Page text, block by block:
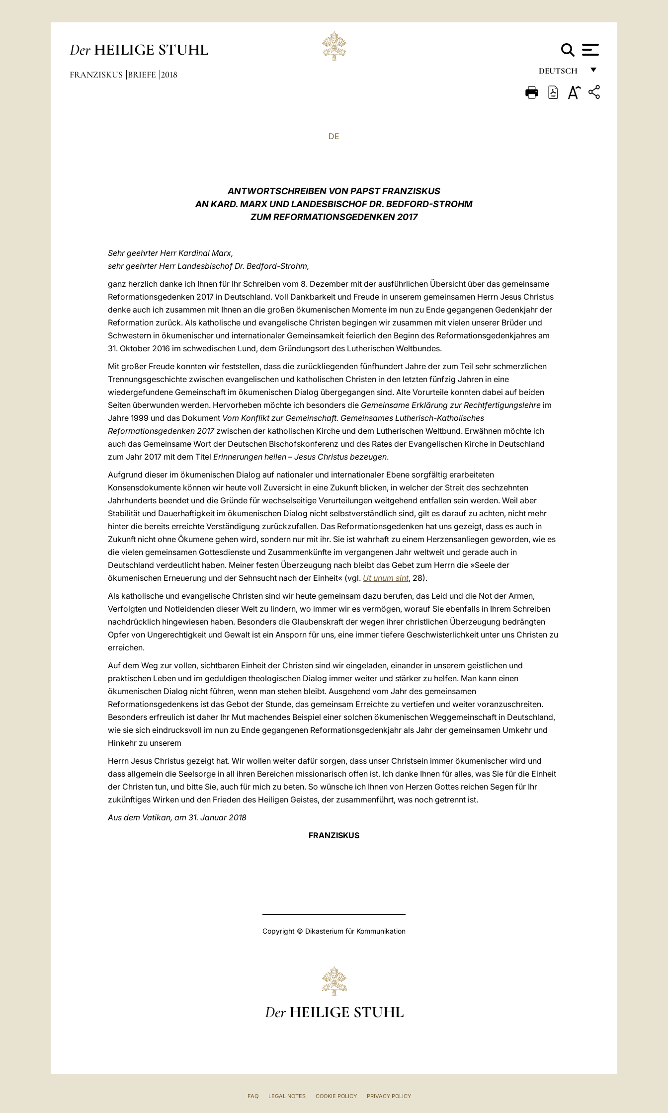
Der HEILIGE STUHL
DEUTSCH
FRANÇAIS
FRANZISKUS BRIEFE 2018
DE
ANTWORTSCHREIBEN VON PAPST FRANZISKUS
AN KARD. MARX UND LANDESBISCHOF DR. BEDFORD-STROHM
ZUM REFORMATIONSGEDENKEN 2017
Sehr geehrter Herr Kardinal Marx,
sehr geehrter Herr Landesbischof Dr. Bedford-Strohm,
ganz herzlich danke ich Ihnen für Ihr Schreiben vom 8. Dezember mit der ausführlichen Übersicht über das gemeinsame
Reformationsgedenken 2017 in Deutschland. Voll Dankbarkeit und Freude in unserem gemeinsamen Herrn Jesus Christus
denke auch ich zusammen mit Ihnen an die großen ökumenischen Momente im nun zu Ende gegangenen Gedenkjahr der
Reformation zurück. Als katholische und evangelische Christen begingen wir zusammen mit vielen unserer Brüder und
Schwestern in ökumenischer und internationaler Gemeinsamkeit feierlich den Beginn des Reformationsgedenkjahres am
31. Oktober 2016 im schwedischen Lund, dem Gründungsort des Lutherischen Weltbundes.
Mit großer Freude konnten wir feststellen, dass die zurückliegenden fünfhundert Jahre der zum Teil sehr schmerzlichen
Trennungsgeschichte zwischen evangelischen und katholischen Christen in den letzten fünfzig Jahren in eine
wiedergefundene Gemeinschaft im ökumenischen Dialog übergegangen sind. Alte Vorurteile konnten dabei auf beiden
Seiten überwunden werden. Hervorheben möchte ich besonders die Gemeinsame Erklärung zur Rechtfertigungslehre im
Jahre 1999 und das Dokument Vom Konflikt zur Gemeinschaft. Gemeinsames Lutherisch-Katholisches
Reformationsgedenken 2017 zwischen der katholischen Kirche und dem Lutherischen Weltbund. Erwähnen möchte ich
auch das Gemeinsame Wort der Deutschen Bischofskonferenz und des Rates der Evangelischen Kirche in Deutschland
zum Jahr 2017 mit dem Titel Erinnerungen heilen – Jesus Christus bezeugen.
Aufgrund dieser im ökumenischen Dialog auf nationaler und internationaler Ebene sorgfältig erarbeiteten
Konsensdokumente können wir heute voll Zuversicht in eine Zukunft blicken, in welcher der Streit des sechzehnten
Jahrhunderts beendet und die Gründe für wechselseitige Verurteilungen weitgehend entfallen sein werden. Weil aber
Stabilität und Dauerhaftigkeit im ökumenischen Dialog nicht selbstverständlich sind, gilt es darauf zu achten, nicht mehr
hinter die bereits erreichte Verständigung zurückzufallen. Das Reformationsgedenken hat uns gezeigt, dass es auch in
Zukunft nicht ohne Ökumene gehen wird, sondern nur mit ihr. Sie ist wahrhaft zu einem Herzensanliegen geworden, wie es
die vielen gemeinsamen Gottesdienste und Zusammenkünfte im vergangenen Jahr weltweit und gerade auch in
Deutschland verdeutlicht haben. Meiner festen Überzeugung nach bleibt das Gebet zum Herrn die »Seele der
ökumenischen Erneuerung und der Sehnsucht nach der Einheit« (vgl. Ut unum sint, 28).
Als katholische und evangelische Christen sind wir heute gemeinsam dazu berufen, das Leid und die Not der Armen,
Verfolgten und Notleidenden dieser Welt zu lindern, wo immer wir es vermögen, worauf Sie ebenfalls in Ihrem Schreiben
nachdrücklich hingewiesen haben. Besonders die Glaubenskraft der wegen ihrer christlichen Überzeugung bedrängten
Opfer von Ungerechtigkeit und Gewalt ist ein Ansporn für uns, eine immer tiefere Geschwisterlichkeit unter uns Christen zu
erreichen.
Auf dem Weg zur vollen, sichtbaren Einheit der Christen sind wir eingeladen, einander in unserem geistlichen und
praktischen Leben und im geduldigen theologischen Dialog immer weiter und stärker zu helfen. Man kann einen
ökumenischen Dialog nicht führen, wenn man stehen bleibt. Ausgehend vom Jahr des gemeinsamen
Reformationsgedenkens ist das Gebot der Stunde, das gemeinsam Erreichte zu vertiefen und weiter voranzuschreiten.
Besonders erfreulich ist daher Ihr Mut machendes Beispiel einer solchen ökumenischen Weggemeinschaft in Deutschland,
wie sie sich eindrucksvoll im nun zu Ende gegangenen Reformationsgedenkjahr als Jahr der gemeinsamen Umkehr und
Hinkehr zu unserem
Herrn Jesus Christus gezeigt hat. Wir wollen weiter dafür sorgen, dass unser Christsein immer ökumenischer wird und
dass allgemein die Seelsorge in all ihren Bereichen missionarisch offen ist. Ich danke Ihnen für alles, was Sie für die Einheit
der Christen tun, und bitte Sie, auch für mich zu beten. So wünsche ich Ihnen von Herzen Gottes reichen Segen für Ihr
zukünftiges Wirken und den Frieden des Heiligen Geistes, der zusammenführt, was noch getrennt ist.
Aus dem Vatikan, am 31. Januar 2018
FRANZISKUS
Copyright © Dikasterium für Kommunikation
Der HEILIGE STUHL
FAQ LEGAL NOTES COOKIE POLICY PRIVACY POLICY